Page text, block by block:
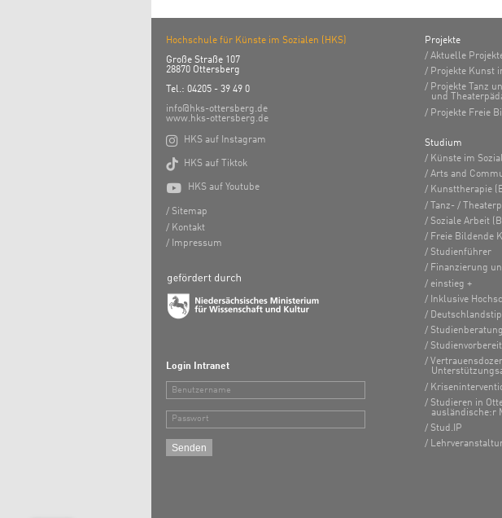
Hochschule für Künste im Sozialen (HKS)
Große Straße 107
28870 Ottersberg
Tel.: 04205 - 39 49 0
info@hks-ottersberg.de
www.hks-ottersberg.de
 HKS auf Instagram
 HKS auf Tiktok
 HKS auf Youtube
Sitemap
Kontakt
Impressum
Login Intranet
Benutzername
Passwort
Projekte
Aktuelle
Projekte Kunst
Projekte Tanz
und
Projekte Freie
Studium
Künste im
Arts and
Kunsttherapie
Tanz- /
Soziale Arbeit
Freie Bildende
Studienführer
Finanzierung
einstieg +
Inklusive
Studieren in
ausländische:r
Stud.IP